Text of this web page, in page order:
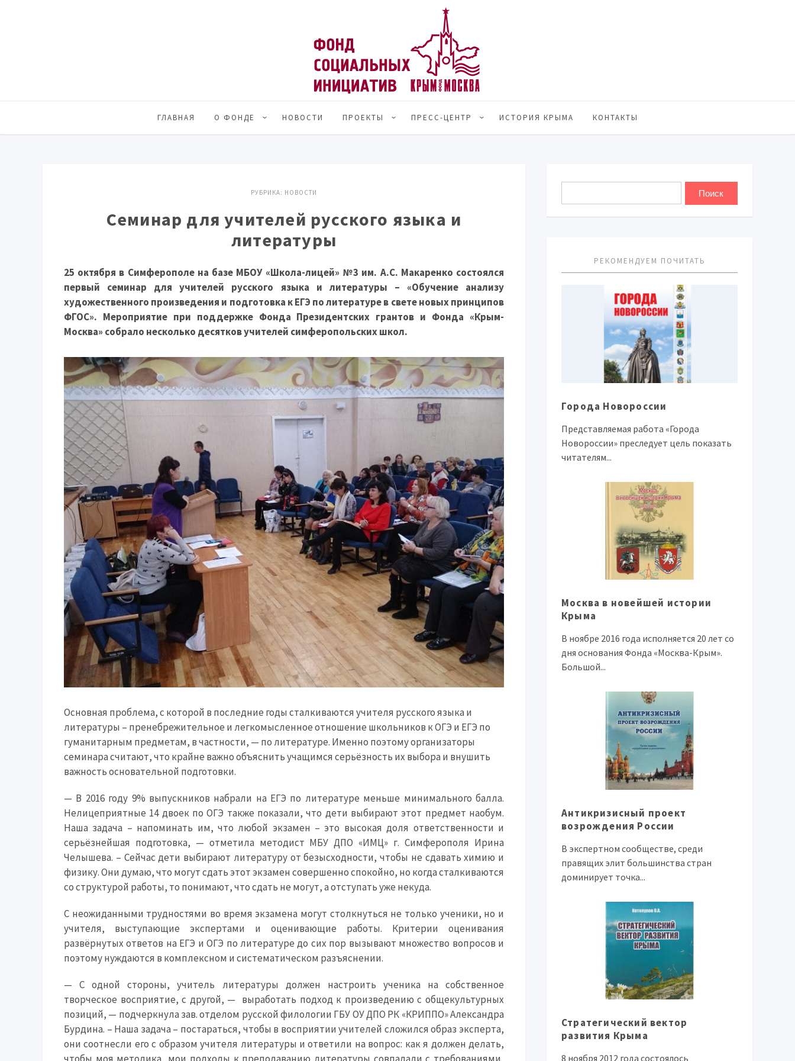
ГЛАВНАЯ О ФОНДЕ НОВОСТИ ПРОЕКТЫ ПРЕСС-ЦЕНТР ИСТОРИЯ КРЫМА КОНТАКТЫ
РУБРИКА: НОВОСТИ
Семинар для учителей русского языка и
литературы
25 октября в Симферополе на базе МБОУ «Школа-лицей» №3 им. А.С. Макаренко состоялся
первый семинар для учителей русского языка и литературы – «Обучение анализу
художественного произведения и подготовка к ЕГЭ по литературе в свете новых принципов
ФГОС». Мероприятие при поддержке Фонда Президентских грантов и Фонда «Крым-
Москва» собрало несколько десятков учителей симферопольских школ.
Основная проблема, с которой в последние годы сталкиваются учителя русского языка и
литературы – пренебрежительное и легкомысленное отношение школьников к ОГЭ и ЕГЭ по
гуманитарным предметам, в частности, — по литературе. Именно поэтому организаторы
семинара считают, что крайне важно объяснить учащимся серьёзность их выбора и внушить
важность основательной подготовки.
— В 2016 году 9% выпускников набрали на ЕГЭ по литературе меньше минимального балла.
Нелицеприятные 14 двоек по ОГЭ также показали, что дети выбирают этот предмет наобум.
Наша задача – напоминать им, что любой экзамен – это высокая доля ответственности и
серьёзнейшая подготовка, — отметила методист МБУ ДПО «ИМЦ» г. Симферополя Ирина
Челышева. – Сейчас дети выбирают литературу от безысходности, чтобы не сдавать химию и
физику. Они думаю, что могут сдать этот экзамен совершенно спокойно, но когда сталкиваются
со структурой работы, то понимают, что сдать не могут, а отступать уже некуда.
С неожиданными трудностями во время экзамена могут столкнуться не только ученики, но и
учителя, выступающие экспертами и оценивающие работы. Критерии оценивания
развёрнутых ответов на ЕГЭ и ОГЭ по литературе до сих пор вызывают множество вопросов и
поэтому нуждаются в комплексном и систематическом разъяснении.
— С одной стороны, учитель литературы должен настроить ученика на собственное
творческое восприятие, с другой, — выработать подход к произведению с общекультурных
позиций, — подчеркнула зав. отделом русской филологии ГБУ ОУ ДПО РК «КРИППО» Александра
Бурдина. – Наша задача – постараться, чтобы в восприятии учителей сложился образ эксперта,
они соотнесли его с образом учителя литературы и ответили на вопрос: как я должен делать,
РЕКОМЕНДУЕМ ПОЧИТАТЬ
Города Новороссии
Представляемая работа «Города
Новороссии» преследует цель показать
читателям...
Москва в новейшей истории
Крыма
В ноябре 2016 года исполняется 20 лет со
дня основания Фонда «Москва-Крым».
Большой...
Антикризисный проект
возрождения России
В экспертном сообществе, среди
правящих элит большинства стран
доминирует точка...
Стратегический вектор
развития Крыма
8 ноября 2012 года состоялось